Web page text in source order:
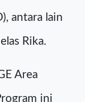
antara lain
Rika.
Area
ini